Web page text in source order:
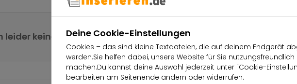
Deine Cookie-Einstellungen
Cookies – das sind kleine Textdateien, die auf deinem Endgerät
werden.Sie helfen dabei, unsere Website für Sie nutzungsfreundlich
machen.Du kannst deine Auswahl jederzeit unter "Cookie-
bearbeiten am Seitenende ändern oder widerrufen.
leider keine Ergebnisse gefunden